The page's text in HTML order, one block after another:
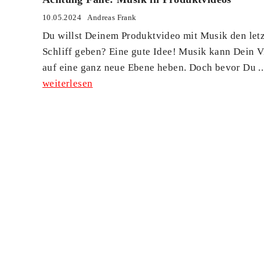
10.05.2024 Andreas Frank
Du willst Deinem Produktvideo mit Musik den
Schliff geben? Eine gute Idee! Musik kann Dein
auf eine ganz neue Ebene heben. Doch bevor Du
weiterlesen